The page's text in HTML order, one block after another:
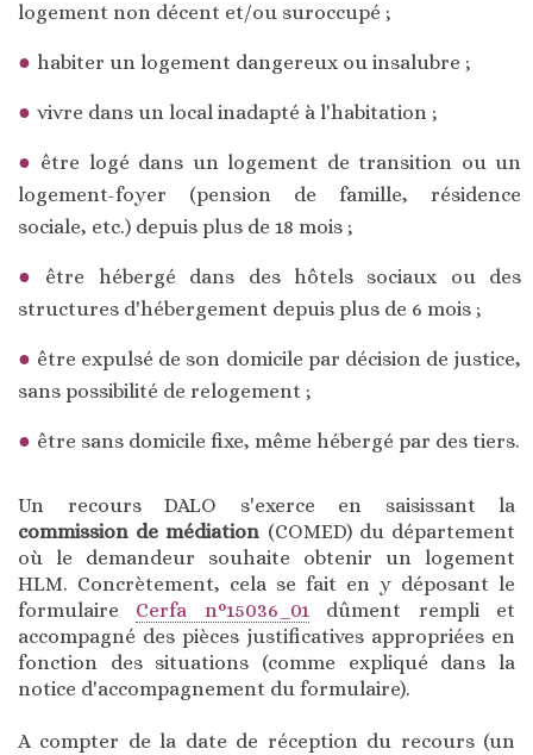
logement non décent et/ou suroccupé ;
habiter un logement dangereux ou insalubre ;
vivre dans un local inadapté à l'habitation ;
être logé dans un logement de transition ou un
logement-foyer (pension de famille, résidence
sociale, etc.) depuis plus de 18 mois ;
être hébergé dans des hôtels sociaux ou des
structures d'hébergement depuis plus de 6 mois ;
être expulsé de son domicile par décision de justice,
sans possibilité de relogement ;
être sans domicile fixe, même hébergé par des tiers.
Un recours DALO s'exerce en saisissant la
commission de médiation (COMED) du département
où le demandeur souhaite obtenir un logement
HLM. Concrètement, cela se fait en y déposant le
formulaire Cerfa n°15036_01dûment rempli et
accompagné des pièces justificatives appropriées en
fonction des situations (comme expliqué dans la
notice d'accompagnement du formulaire).
A compter de la date de réception du recours (un